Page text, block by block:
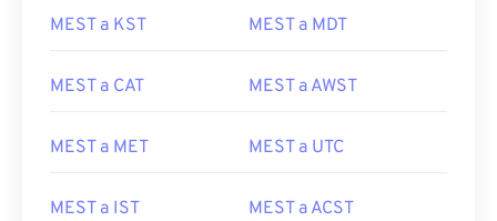
MEST a KST MEST a MDT
MEST a CAT MEST a AWST
MEST a MET MEST a UTC
MEST a IST MEST a ACST